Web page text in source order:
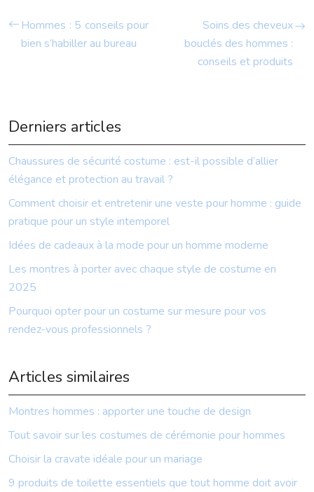
Hommes : 5 conseils pour
bien s’habiller au bureau
Soins des cheveux
bouclés des hommes :
conseils et produits
Derniers articles
Chaussures de sécurité costume : est-il possible d’allier
élégance et protection au travail ?
Comment choisir et entretenir une veste pour homme : guide
pratique pour un style intemporel
Idées de cadeaux à la mode pour un homme moderne
Les montres à porter avec chaque style de costume en
2025
Pourquoi opter pour un costume sur mesure pour vos
rendez-vous professionnels ?
Articles similaires
Montres hommes : apporter une touche de design
Tout savoir sur les costumes de cérémonie pour hommes
Choisir la cravate idéale pour un mariage
9 produits de toilette essentiels que tout homme doit avoir